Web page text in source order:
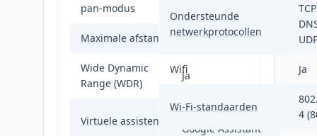
pan-modus
Maximale afstand 10 m
Wide Dynamic
Range (WDR)
Ja
Virtuele assistent
Amazon Alexa &
Google Assistant
Ondersteunde
netwerkprotocollen
Wifi Ja
Wi-Fi-standaarden
4